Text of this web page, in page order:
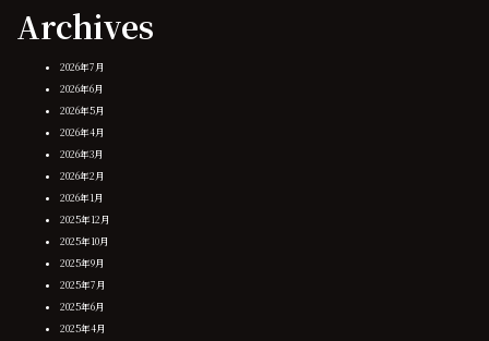
Archives
2026年7月
2026年6月
2026年5月
2026年4月
2026年3月
2026年2月
2026年1月
2025年12月
2025年10月
2025年9月
2025年7月
2025年6月
2025年4月